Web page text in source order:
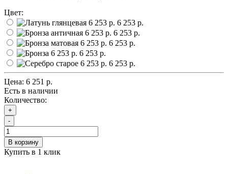
Цвет:
6 253 р.
6 253 р.
6 253 р.
6 253 р.
6 253 р.
Цена: 6 251 р.
Есть в наличии
Количество:
+
-
В корзину
Купить в 1 клик